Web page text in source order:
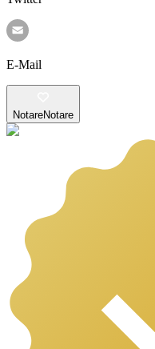
E-Mail
NotareNotare